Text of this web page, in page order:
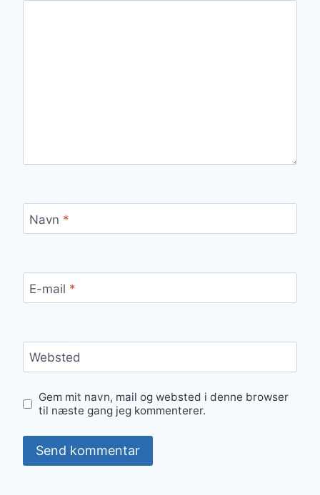
Navn *
E-mail *
Websted
Gem mit navn, mail og websted i denne browser
til næste gang jeg kommenterer.